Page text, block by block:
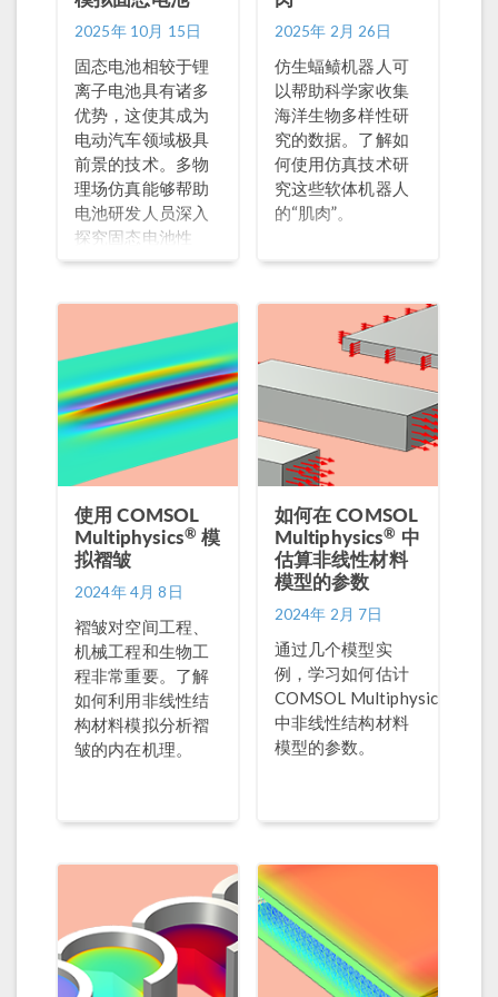
2025年 10月 15日
固态电池相较于锂
离子电池具有诸多
优势，这使其成为
电动汽车领域极具
前景的技术。多物
理场仿真能够帮助
电池研发人员深入
探究固态电池性
能，应对设计上的
2025年 2月 26日
仿生蝠鲼机器人可
以帮助科学家收集
海洋生物多样性研
究的数据。了解如
何使用仿真技术研
究这些软体机器人
的“肌肉”。
使用 COMSOL
Multiphysics® 模
拟褶皱
2024年 4月 8日
褶皱对空间工程、
机械工程和生物工
程非常重要。了解
如何利用非线性结
构材料模拟分析褶
皱的内在机理。
如何在 COMSOL
Multiphysics® 中
估算非线性材料
模型的参数
2024年 2月 7日
通过几个模型实
例，学习如何估计
COMSOL Multiphysics
中非线性结构材料
模型的参数。